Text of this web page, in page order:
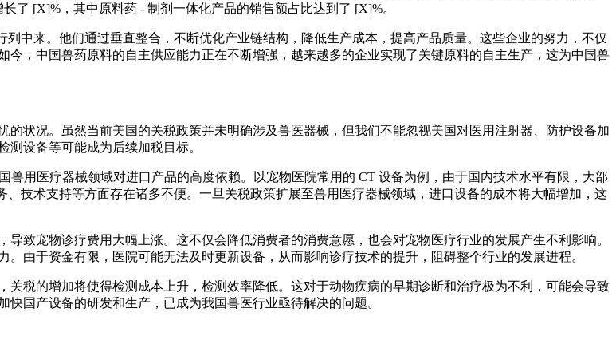
了 [X]%，其中原料药 - 制剂一体化产品的销售额占比达到了 [X]%。
中来。他们通过垂直整合，不断优化产业链结构，降低生产成本，提高产品质量。这些企业的努力，不仅
，中国兽药原料的自主供应能力正在不断增强，越来越多的企业实现了关键原料的自主生产，这为中国兽
状况。虽然当前美国的关税政策并未明确涉及兽医器械，但我们不能忽视美国对医用注射器、防护设备加
设备等可能成为后续加税目标。
兽用医疗器械领域对进口产品的高度依赖。以宠物医院常用的 CT 设备为例，由于国内技术水平有限，大部
技术支持等方面存在诸多不便。一旦关税政策扩展至兽用医疗器械领域，进口设备的成本将大幅增加，这
致宠物诊疗费用大幅上涨。这不仅会降低消费者的消费意愿，也会对宠物医疗行业的发展产生不利影响。
由于资金有限，医院可能无法及时更新设备，从而影响诊疗技术的提升，阻碍整个行业的发展进程。
税的增加将使得检测成本上升，检测效率降低。这对于动物疾病的早期诊断和治疗极为不利，可能会导致
国产设备的研发和生产，已成为我国兽医行业亟待解决的问题。